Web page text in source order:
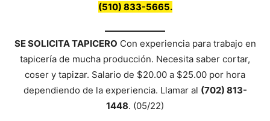
(510) 833-5665.
SE SOLICITA TAPICERO Con experiencia para trabajo en
tapicería de mucha producción. Necesita saber cortar,
coser y tapizar. Salario de $20.00 a $25.00 por hora
dependiendo de la experiencia. Llamar al (702) 813-
1448. (05/22)